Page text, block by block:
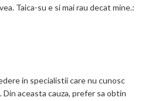
Taica-su e si mai rau decat mine.:
in specialistii care nu cunosc
aceasta cauza, prefer sa obtin